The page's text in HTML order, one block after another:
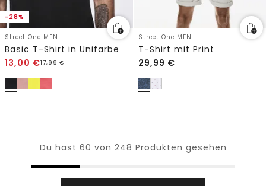
-28%
Street One MEN
Basic T-Shirt in Unifarbe
13,00 €17,99€
Street One MEN
T-Shirt mit Print
29,99 €
Du hast 60 von 248 Produkten gesehen